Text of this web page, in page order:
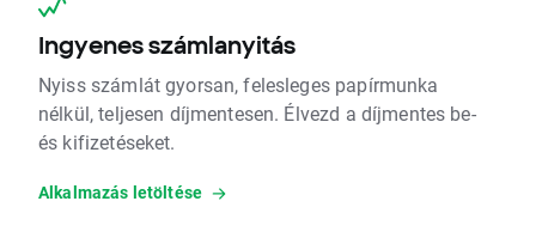
Ingyenes számlanyitás
Nyiss számlát gyorsan, felesleges papírmunka
nélkül, teljesen díjmentesen. Élvezd a díjmentes be-
és kifizetéseket.
Alkalmazás letöltése